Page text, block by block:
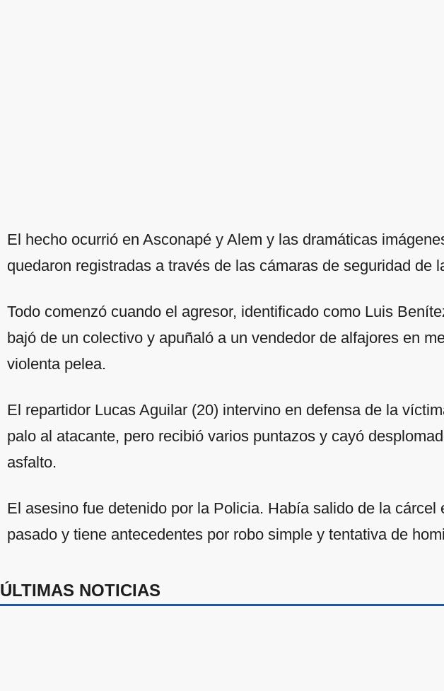
El hecho ocurrió en Asconapé y Alem y las dramáticas
quedaron registradas a través de las cámaras de seguridad de
Todo comenzó cuando el agresor, identificado como Luis
bajó de un colectivo y apuñaló a un vendedor de alfajores en
violenta pelea.
El repartidor Lucas Aguilar (20) intervino en defensa de la
palo al atacante, pero recibió varios puntazos y cayó
asfalto.
El asesino fue detenido por la Policia. Había salido de la cárcel
pasado y tiene antecedentes por robo simple y tentativa de
ÚLTIMAS NOTICIAS